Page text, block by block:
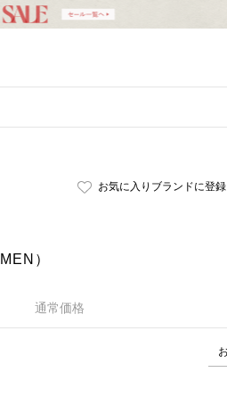
お気に入りブランドに登録
）
通常価格